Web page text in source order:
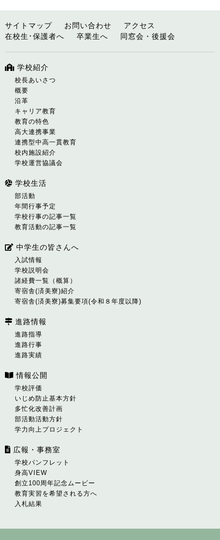
サイトマップ お問い合わせ
アクセス
在校生･保護者へ
卒業生へ 同窓会・後援会
学校紹介
校長あいさつ
概要
沿革
キャリア教育
教育の特色
高大連携事業
連携型中高一貫教育
校内施設紹介
学校運営協議会
学校生活
部活動
年間行事予定
学校行事の記事一覧
教育活動の記事一覧
中学生の皆さんへ
入試情報
学校説明会
諸経費一覧（概算）
寄宿舎(済美寮)紹介
寄宿舎(済美寮)募集要項(令和８年度以降)
進路情報
進路指導
進路行事
進路実績
情報公開
学校評価
いじめ防止基本方針
多忙化改善計画
部活動活動方針
学力向上プロジェクト
広報・事務室
学校パンフレット
身高VIEW
創立100周年記念ムービー
教育実習を希望される方へ
入札結果